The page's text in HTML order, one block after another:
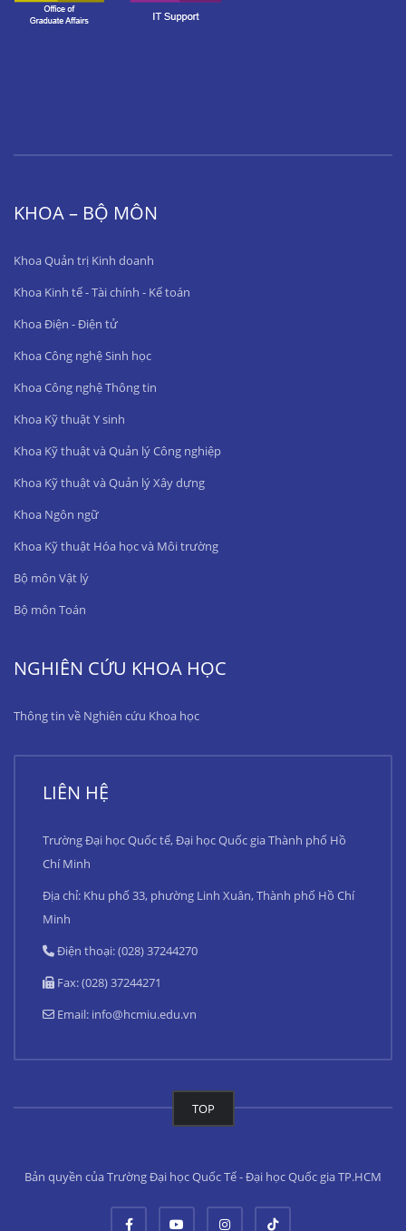
KHOA – BỘ MÔN
Khoa Quản trị Kinh doanh
Khoa Kinh tế - Tài chính - Kế toán
Khoa Điện - Điện tử
Khoa Công nghệ Sinh học
Khoa Công nghệ Thông tin
Khoa Kỹ thuật Y sinh
Khoa Kỹ thuật và Quản lý Công nghiệp
Khoa Kỹ thuật và Quản lý Xây dựng
Khoa Ngôn ngữ
Khoa Kỹ thuật Hóa học và Môi trường
Bộ môn Vật lý
Bộ môn Toán
NGHIÊN CỨU KHOA HỌC
Thông tin về Nghiên cứu Khoa học
LIÊN HỆ
Trường Đại học Quốc tế, Đại học Quốc gia Thành phố Hồ
Chí Minh
Địa chỉ: Khu phố 33, phường Linh Xuân, Thành phố Hồ Chí
Minh
Điện thoại: (028) 37244270
Fax: (028) 37244271
Email: info@hcmiu.edu.vn
TOP
Bản quyền của Trường Đại học Quốc Tế - Đại học Quốc gia TP.HCM